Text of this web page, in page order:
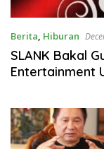
Berita, Hiburan
SLANK Bakal
Entertainment